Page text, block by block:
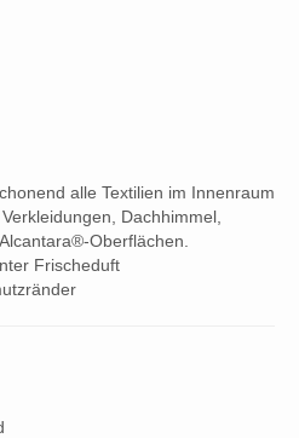
alle Textilien im Innenraum
Dachhimmel,
Oberflächen.
Frischeduft